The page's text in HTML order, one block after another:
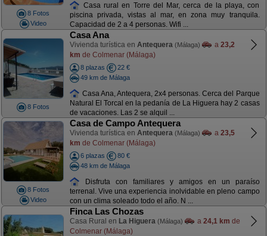
8 Fotos
Video
Casa rural en Torre del Mar, cerca de la playa, con
piscina privada, vistas al mar, en zona muy tranquila.
Capacidad de 2 a 4 personas. Wifi ...
8 Fotos
Casa Ana
Vivienda turística en Antequera (Málaga) a 23,2
km de Colmenar (Málaga)
8 plazas
22 €
49 km de Málaga
Casa Ana, Antequera, 2x4 personas. Cerca del Parque
Natural El Torcal en la pedanía de La Higuera hay 2 casas
de vacaciones. Las 2 se alquil ...
8 Fotos
Video
Casa de Campo Antequera
Vivienda turística en Antequera (Málaga) a 23,5
km de Colmenar (Málaga)
6 plazas
80 €
48 km de Málaga
Disfruta con familiares y amigos en un paraíso
terrenal. Vive una experiencia inolvidable en pleno campo
con un clima soleado todo el año. N ...
Finca Las Chozas
Casa Rural en La Higuera (Málaga) a 24,1 km de
Colmenar (Málaga)